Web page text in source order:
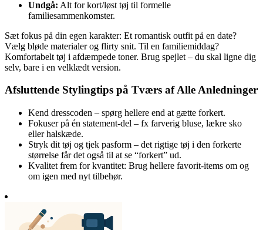
Undgå: Alt for kort/løst tøj til formelle
familiesammenkomster.
Sæt fokus på din egen karakter: Et romantisk outfit på en date?
Vælg bløde materialer og flirty snit. Til en familiemiddag?
Komfortabelt tøj i afdæmpede toner. Brug spejlet – du skal ligne dig
selv, bare i en velklædt version.
Afsluttende Stylingtips på Tværs af Alle Anledninger
Kend dresscoden – spørg hellere end at gætte forkert.
Fokuser på én statement-del – fx farverig bluse, lækre sko
eller halskæde.
Stryk dit tøj og tjek pasform – det rigtige tøj i den forkerte
størrelse får det også til at se “forkert” ud.
Kvalitet frem for kvantitet: Brug hellere favorit-items om og
om igen med nyt tilbehør.